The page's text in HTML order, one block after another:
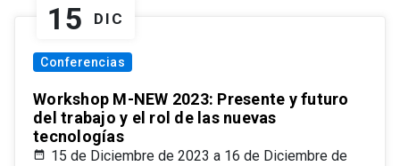
15 DIC
Conferencias
Workshop M-NEW 2023: Presente y futuro
del trabajo y el rol de las nuevas
tecnologías
15 de Diciembre de 2023 a 16 de Diciembre de